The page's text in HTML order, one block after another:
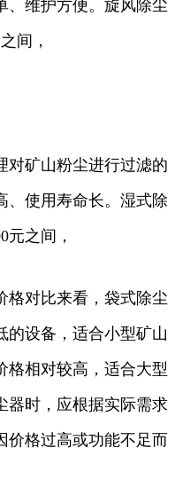
、维护方便。旋风除尘
间，
对矿山粉尘进行过滤的
、使用寿命长。湿式除
元之间，
格对比来看，袋式除尘
的设备，适合小型矿山
格相对较高，适合大型
器时，应根据实际需求
价格过高或功能不足而